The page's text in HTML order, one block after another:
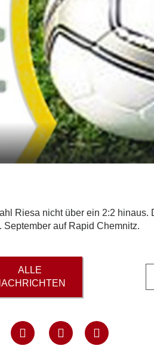
Riesa nicht über ein 2:2
auf Rapid Chemnitz.
ALLE